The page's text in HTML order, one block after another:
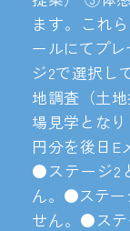
ます。これ
ールにてプ
ジ2で選択
地調査（土
場見学とな
円分を後日E
●ステージ2
ん。●ステー
せん。●ステ